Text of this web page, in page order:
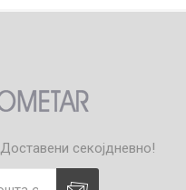
Доставени секојдневно!